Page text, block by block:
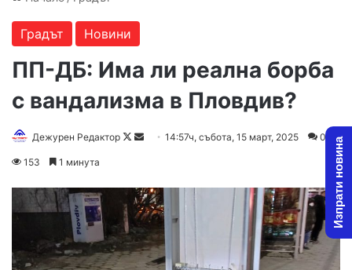
Градът Новини
ПП-ДБ: Има ли реална борба
с вандализма в Пловдив?
Дежурен Редактор
Follow
Send14:57ч, събота, 15 март, 2025 0
153 1 минута Изпрати новина